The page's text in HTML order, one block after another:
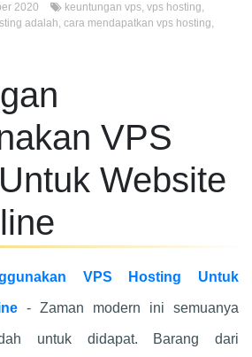
2020 keuntungan vps, vps hosting,
adalah, cara mendapatkan vps hosting,
VPS
Website
VPS Hosting Untuk
- Zaman modern ini semuanya
untuk didapat. Barang dari